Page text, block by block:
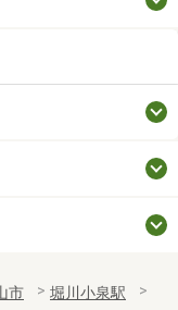
市
堀川小泉駅